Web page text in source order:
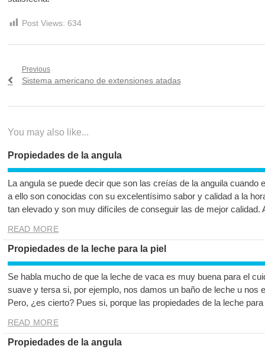
Post Views: 634
Navegación
Previous
Previous
Sistema americano de extensiones atadas
You may also like...
Propiedades de la angula
La angula se puede decir que son las creías de la anguila cuando
a ello son conocidas con su excelentísimo sabor y calidad a la
tan elevado y son muy difíciles de conseguir las de mejor
READ MORE
Propiedades de la leche para la piel
Se habla mucho de que la leche de vaca es muy buena para el
suave y tersa si, por ejemplo, nos damos un baño de leche u nos
Pero, ¿es cierto? Pues si, porque las propiedades de la leche
READ MORE
Propiedades de la angula